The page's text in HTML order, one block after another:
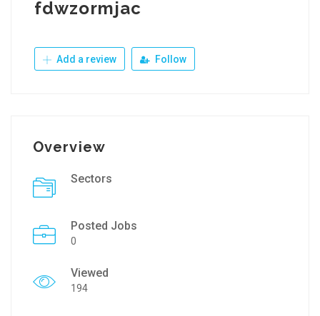
fdwzormjac
Add a review Follow
Overview
Sectors
Posted Jobs
0
Viewed
194